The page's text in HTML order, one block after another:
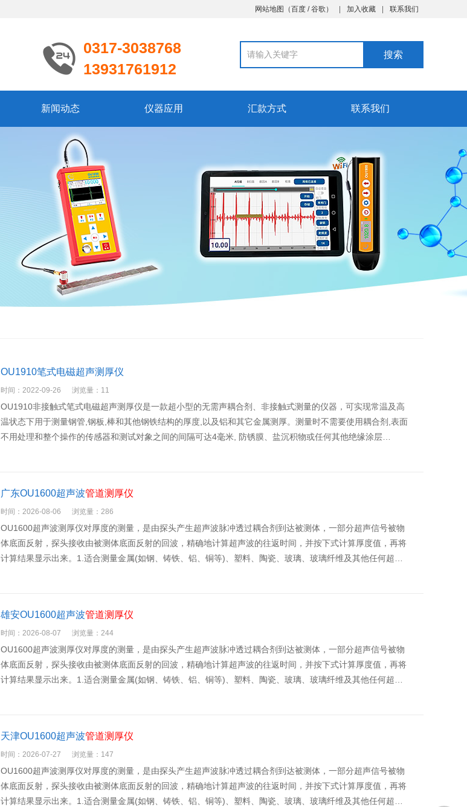
网站地图 （百度 /谷歌 ） 加入收藏 联系我们
0317-3038768
13931761912
新闻动态 仪器应用 汇款方式 联系我们
OU1910笔式电磁超声测厚仪
时间：2022-09-26 浏览量：11
OU1910非接触式笔式电磁超声测厚仪是一款超小型的无需声耦合剂、非接触式测量的仪器，可实现常温及高
温状态下用于测量钢管,钢板,棒和其他钢铁结构的厚度,以及铝和其它金属测厚。测量时不需要使用耦合剂,表面
不用处理和整个操作的传感器和测试对象之间的间隔可达4毫米, 防锈膜、盐沉积物或任何其他绝缘涂层…
广东OU1600超声波管道测厚仪
时间：2026-08-06 浏览量：286
OU1600超声波测厚仪对厚度的测量，是由探头产生超声波脉冲透过耦合剂到达被测体，一部分超声信号被物
体底面反射，探头接收由被测体底面反射的回波，精确地计算超声波的往返时间，并按下式计算厚度值，再将
计算结果显示出来。1.适合测量金属(如钢、铸铁、铝、铜等)、塑料、陶瓷、玻璃、玻璃纤维及其他任何超…
雄安OU1600超声波管道测厚仪
时间：2026-08-07 浏览量：244
OU1600超声波测厚仪对厚度的测量，是由探头产生超声波脉冲透过耦合剂到达被测体，一部分超声信号被物
体底面反射，探头接收由被测体底面反射的回波，精确地计算超声波的往返时间，并按下式计算厚度值，再将
计算结果显示出来。1.适合测量金属(如钢、铸铁、铝、铜等)、塑料、陶瓷、玻璃、玻璃纤维及其他任何超…
天津OU1600超声波管道测厚仪
时间：2026-07-27 浏览量：147
OU1600超声波测厚仪对厚度的测量，是由探头产生超声波脉冲透过耦合剂到达被测体，一部分超声信号被物
体底面反射，探头接收由被测体底面反射的回波，精确地计算超声波的往返时间，并按下式计算厚度值，再将
计算结果显示出来。1.适合测量金属(如钢、铸铁、铝、铜等)、塑料、陶瓷、玻璃、玻璃纤维及其他任何超…